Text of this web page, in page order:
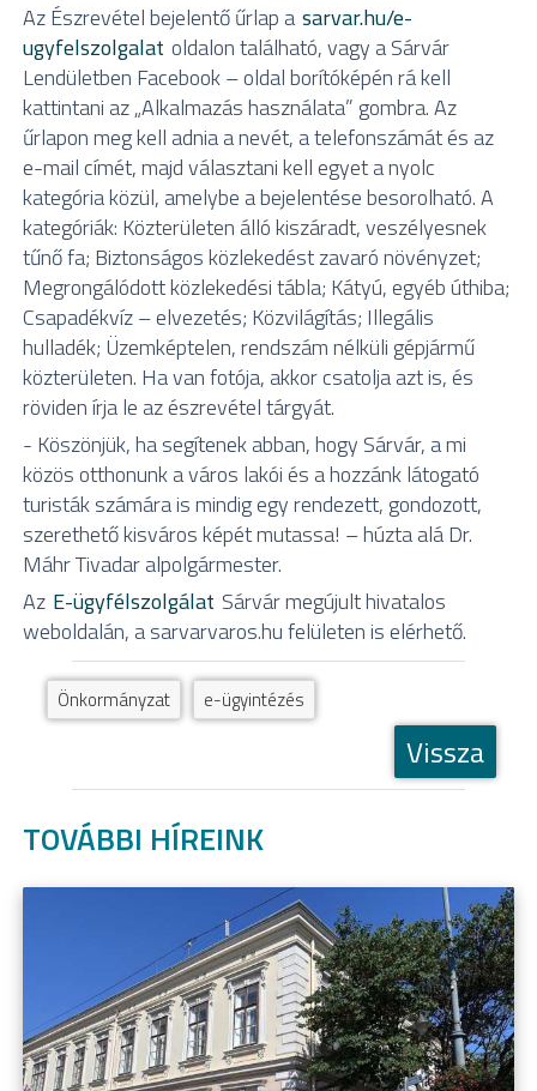
Az Észrevétel bejelentő űrlap a sarvar.hu/e-
ugyfelszolgalat oldalon található, vagy a Sárvár
Lendületben Facebook – oldal borítóképén rá kell
kattintani az „Alkalmazás használata” gombra. Az
űrlapon meg kell adnia a nevét, a telefonszámát és az
e-mail címét, majd választani kell egyet a nyolc
kategória közül, amelybe a bejelentése besorolható. A
kategóriák: Közterületen álló kiszáradt, veszélyesnek
tűnő fa; Biztonságos közlekedést zavaró növényzet;
Megrongálódott közlekedési tábla; Kátyú, egyéb úthiba;
Csapadékvíz – elvezetés; Közvilágítás; Illegális
hulladék; Üzemképtelen, rendszám nélküli gépjármű
közterületen. Ha van fotója, akkor csatolja azt is, és
röviden írja le az észrevétel tárgyát.
- Köszönjük, ha segítenek abban, hogy Sárvár, a mi
közös otthonunk a város lakói és a hozzánk látogató
turisták számára is mindig egy rendezett, gondozott,
szerethető kisváros képét mutassa! – húzta alá Dr.
Máhr Tivadar alpolgármester.
Az E-ügyfélszolgálat Sárvár megújult hivatalos
weboldalán, a sarvarvaros.hu felületen is elérhető.
Önkormányzat e-ügyintézés
Vissza
TOVÁBBI HÍREINK